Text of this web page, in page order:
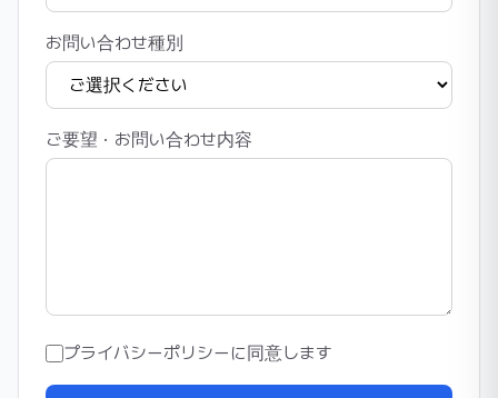
お問い合わせ種別
ご要望・お問い合わせ内容
プライバシーポリシーに同意します